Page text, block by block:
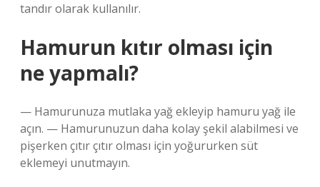
tandır olarak kullanılır.
Hamurun kıtır olması için
ne yapmalı?
— Hamurunuza mutlaka yağ ekleyip hamuru yağ ile
açın. — Hamurunuzun daha kolay şekil alabilmesi ve
pişerken çıtır çıtır olması için yoğururken süt
eklemeyi unutmayın.